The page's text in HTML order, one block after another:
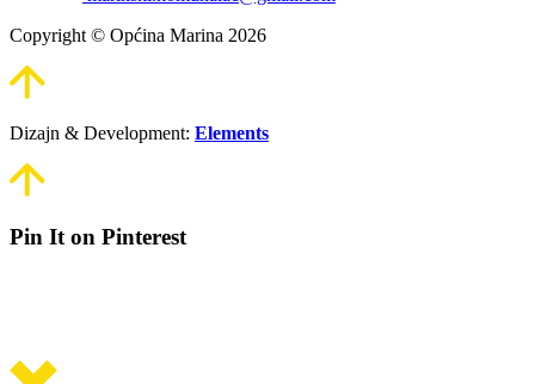
Copyright © Općina Marina 2026
Dizajn & Development: Elements
Pin It on Pinterest